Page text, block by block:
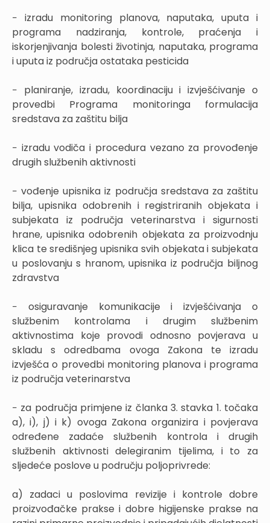
− izradu monitoring planova, naputaka, uputa i
programa nadziranja, kontrole, praćenja i
iskorjenjivanja bolesti životinja, naputaka, programa
i uputa iz područja ostataka pesticida
− planiranje, izradu, koordinaciju i izvješćivanje o
provedbi Programa monitoringa formulacija
sredstava za zaštitu bilja
− izradu vodiča i procedura vezano za provođenje
drugih službenih aktivnosti
− vođenje upisnika iz područja sredstava za zaštitu
bilja, upisnika odobrenih i registriranih objekata i
subjekata iz područja veterinarstva i sigurnosti
hrane, upisnika odobrenih objekata za proizvodnju
klica te središnjeg upisnika svih objekata i subjekata
u poslovanju s hranom, upisnika iz područja biljnog
zdravstva
− osiguravanje komunikacije i izvješćivanja o
službenim kontrolama i drugim službenim
aktivnostima koje provodi odnosno povjerava u
skladu s odredbama ovoga Zakona te izradu
izvješća o provedbi monitoring planova i programa
iz područja veterinarstva
− za područja primjene iz članka 3. stavka 1. točaka
a), i), j) i k) ovoga Zakona organizira i povjerava
određene zadaće službenih kontrola i drugih
službenih aktivnosti delegiranim tijelima, i to za
sljedeće poslove u području poljoprivrede:
a) zadaci u poslovima revizije i kontrole dobre
proizvođačke prakse i dobre higijenske prakse na